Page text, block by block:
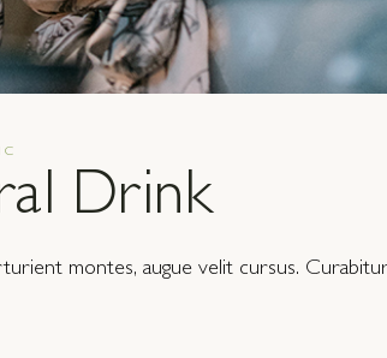
Drink
montes, augue velit cursus.